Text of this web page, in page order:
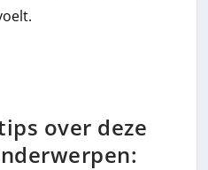
over deze